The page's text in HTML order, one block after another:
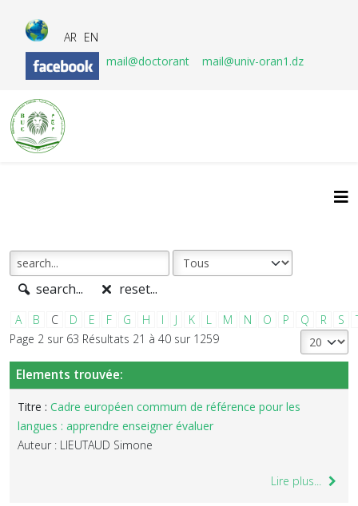
AR EN
mail@doctorant
mail@univ-oran1.dz
search... reset...
A B C D E F G H I J K L M N O P Q R S
Page 2 sur 63 Résultats 21 à 40 sur 1259
Elements trouvée:
Titre : Cadre européen commum de référence pour les
langues : apprendre enseigner évaluer
Auteur : LIEUTAUD Simone
Lire plus...